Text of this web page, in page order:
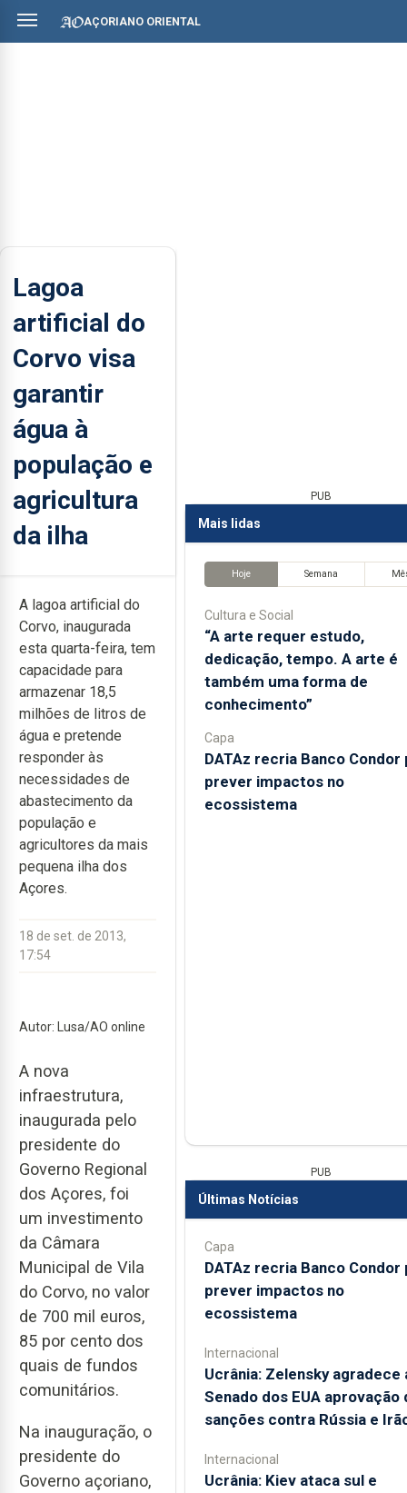
AÇORIANO ORIENTAL
Lagoa
artificial do
Corvo visa
garantir
água à
população e
agricultura
da ilha
A lagoa artificial do
Corvo, inaugurada
esta quarta-feira, tem
capacidade para
armazenar 18,5
milhões de litros de
água e pretende
responder às
necessidades de
abastecimento da
população e
agricultores da mais
pequena ilha dos
Açores.
18 de set. de 2013,
17:54
Autor: Lusa/AO online
A nova
infraestrutura,
inaugurada pelo
presidente do
Governo Regional
dos Açores, foi
um investimento
da Câmara
Municipal de Vila
do Corvo, no valor
de 700 mil euros,
85 por cento dos
quais de fundos
comunitários.
Na inauguração, o
presidente do
Governo açoriano,
PUB
Mais lidas
Hoje Semana
Cultura e Social
“A arte requer estudo,
dedicação, tempo. A arte é
também uma forma de
conhecimento”
Capa
DATAz recria Banco Condor
prever impactos no
ecossistema
PUB
Últimas Notícias
Capa
DATAz recria Banco Condor
prever impactos no
ecossistema
Internacional
Ucrânia: Zelensky agradece
Senado dos EUA aprovação
sanções contra Rússia e
Internacional
Ucrânia: Kiev ataca sul e